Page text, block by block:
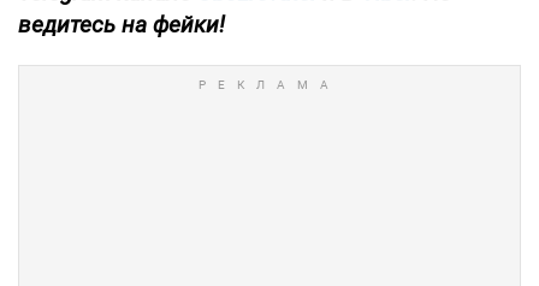
ведитесь на фейки!